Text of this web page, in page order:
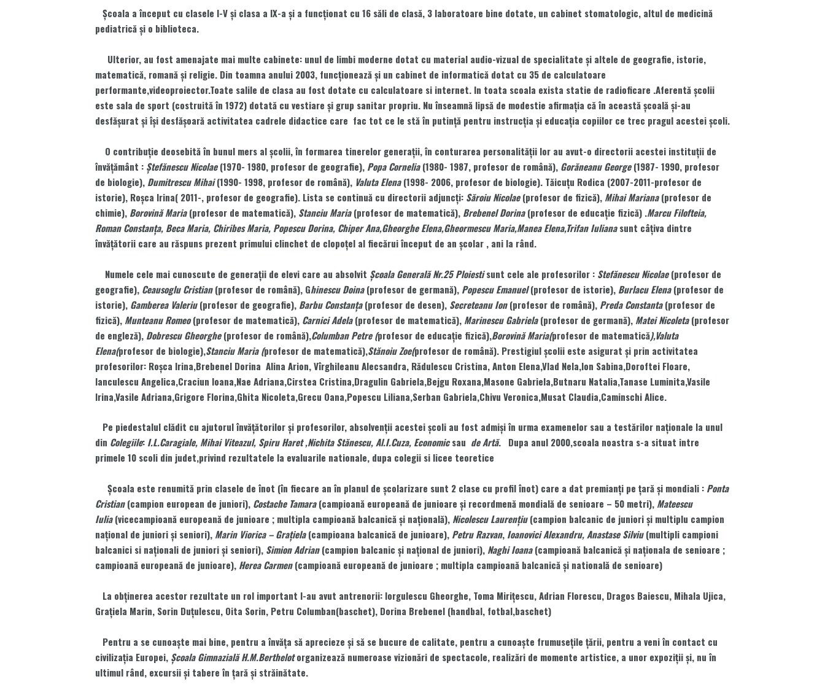
Şcoala a început cu clasele I-V şi clasa a IX-a şi a funcţionat cu 16 săli de clasă, 3 laboratoare bine dotate, un cabinet stomatologic, altul de medicină
pediatrică şi o biblioteca.
Ulterior, au fost amenajate mai multe cabinete: unul de limbi moderne dotat cu material audio-vizual de specialitate şi altele de geografie, istorie,
matematică, romană şi religie. Din toamna anului 2003, funcţionează şi un cabinet de informatică dotat cu 35 de calculatoare
performante,videoproiector.Toate salile de clasa au fost dotate cu calculatoare si internet. In toata scoala exista statie de radioficare .Aferentă școlii
este sala de sport (costruită în 1972) dotată cu vestiare şi grup sanitar propriu. Nu înseamnă lipsă de modestie afirmația că în această școală şi-au
desfășurat şi își desfăşoară activitatea cadrele didactice care fac tot ce le stă în putinţă pentru instrucţia şi educaţia copiilor ce trec pragul acestei şcoli.
O contribuţie deosebită în bunul mers al şcolii, în formarea tinerelor generaţii, în conturarea personalităţii lor au avut-o directorii acestei instituţii de
învăţământ : Ştefănescu Nicolae(1970- 1980, profesor de geografie), Popa Cornelia(1980- 1987, profesor de română), Gorăneanu George(1987- 1990, profesor
de biologie), Dumitrescu Mihai(1990- 1998, profesor de română), Valuta Elena(1998- 2006, profesor de biologie). Tăicuţu Rodica (2007-2011-profesor de
istorie), Roşca Irina( 2011-, profesor de geografie). Lista se continuă cu directorii adjuncţi: Săroiu Nicolae(profesor de fizică), Mihai Mariana(profesor de
chimie), Borovină Maria(profesor de matematică), Stanciu Maria(profesor de matematică), Brebenel Dorina(profesor de educaţie fizică) .Marcu Filofteia,
Roman Constanţa, Beca Maria, Chiribes Maria, Popescu Dorina, Chiper Ana,Gheorghe Elena,Gheormescu Maria,Manea Elena,Trifan Iulianasunt câţiva dintre
învăţătorii care au răspuns prezent primului clinchet de clopoţel al fiecărui început de an şcolar , ani la rând.
Numele cele mai cunoscute de generaţii de elevi care au absolvit Şcoala Generală Nr.25 Ploiestisunt cele ale profesorilor : Stefănescu Nicolae(profesor de
geografie), Ceausoglu Cristian(profesor de română), Ghinescu Doina(profesor de germană), Popescu Emanuel(profesor de istorie), Burlacu Elena(profesor de
istorie), Gamberea Valeriu(profesor de geografie), Barbu Constanţa(profesor de desen), Secreteanu Ion(profesor de română), Preda Constanta(profesor de
fizică), Munteanu Romeo(profesor de matematică), Carnici Adela(profesor de matematică), Marinescu Gabriela(profesor de germană), Matei Nicoleta(profesor
de engleză), Dobrescu Gheorghe(profesor de română),Columban Petre (profesor de educaţie fizică),Borovină Maria(profesor de matematică),Valuta
Elena(profesor de biologie),Stanciu Maria (profesor de matematică),Stănoiu Zoe(profesor de română). Prestigiul şcolii este asigurat şi prin activitatea
profesorilor: Roşca Irina,Brebenel Dorina Alina Arion, Vîrghileanu Alecsandra, Rădulescu Cristina, Anton Elena,Vlad Nela,Ion Sabina,Doroftei Floare,
Ianculescu Angelica,Craciun Ioana,Nae Adriana,Cirstea Cristina,Dragulin Gabriela,Bejgu Roxana,Masone Gabriela,Butnaru Natalia,Tanase Luminita,Vasile
Irina,Vasile Adriana,Grigore Florina,Ghita Nicoleta,Grecu Oana,Popescu Liliana,Serban Gabriela,Chivu Veronica,Musat Claudia,Caminschi Alice.
Pe piedestalul clădit cu ajutorul învăţătorilor şi profesorilor, absolvenţii acestei şcoli au fost admişi în urma examenelor sau a testărilor naţionale la unul
din Colegiile: I.L.Caragiale, Mihai Viteazul, Spiru Haret ,Nichita Stănescu, Al.I.Cuza, Economicsau de Artă. Dupa anul 2000,scoala noastra s-a situat intre
primele 10 scoli din judet,privind rezultatele la evaluarile nationale, dupa colegii si licee teoretice
Şcoala este renumită prin clasele de înot (în fiecare an în planul de şcolarizare sunt 2 clase cu profil înot) care a dat premianţi pe ţară şi mondiali : Ponta
Cristian(campion european de juniori), Costache Tamara(campioană europeană de junioare şi recordmenă mondială de senioare – 50 metri), Mateescu
Iulia(vicecampioană europeană de junioare ; multipla campioană balcanică şi naţională), Nicolescu Laurenţiu(campion balcanic de juniori şi multiplu campion
naţional de juniori şi seniori), Marin Viorica – Graţiela(campioana balcanică de junioare), Petru Razvan, Ioanovici Alexandru, Anastase Silviu(multipli campioni
balcanici si naţionali de juniori şi seniori), Simion Adrian(campion balcanic şi naţional de juniori), Naghi Ioana(campioană balcanică şi naţionala de senioare ;
campioană europeană de junioare), Herea Carmen(campioană europeană de junioare ; multipla campioană balcanică şi natională de senioare)
La obţinerea acestor rezultate un rol important l-au avut antrenorii: Iorgulescu Gheorghe, Toma Miriţescu, Adrian Florescu, Dragos Baiescu, Mihala Ujica,
Graţiela Marin, Sorin Duţulescu, Oita Sorin, Petru Columban(baschet), Dorina Brebenel (handbal, fotbal,baschet)
Pentru a se cunoaşte mai bine, pentru a învăţa să aprecieze şi să se bucure de calitate, pentru a cunoaşte frumuseţile ţării, pentru a veni în contact cu
civilizaţia Europei, Şcoala Gimnazială H.M.Berthelotorganizează numeroase vizionări de spectacole, realizări de momente artistice, a unor expoziţii şi, nu în
ultimul rând, excursii şi tabere în ţară şi străinătate.